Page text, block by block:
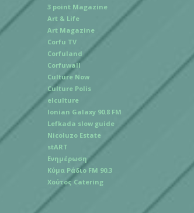
3 point Magazine
Art & Life
Art Magazine
Corfu TV
Corfuland
Corfuwall
Culture Now
Culture Polis
elculture
Ionian Galaxy 90.8 FM
Lefkada slow guide
Nicoluzo Estate
stART
Ενημέρωση
Κύμα Ράδιο FM 90.3
Χούτος Catering